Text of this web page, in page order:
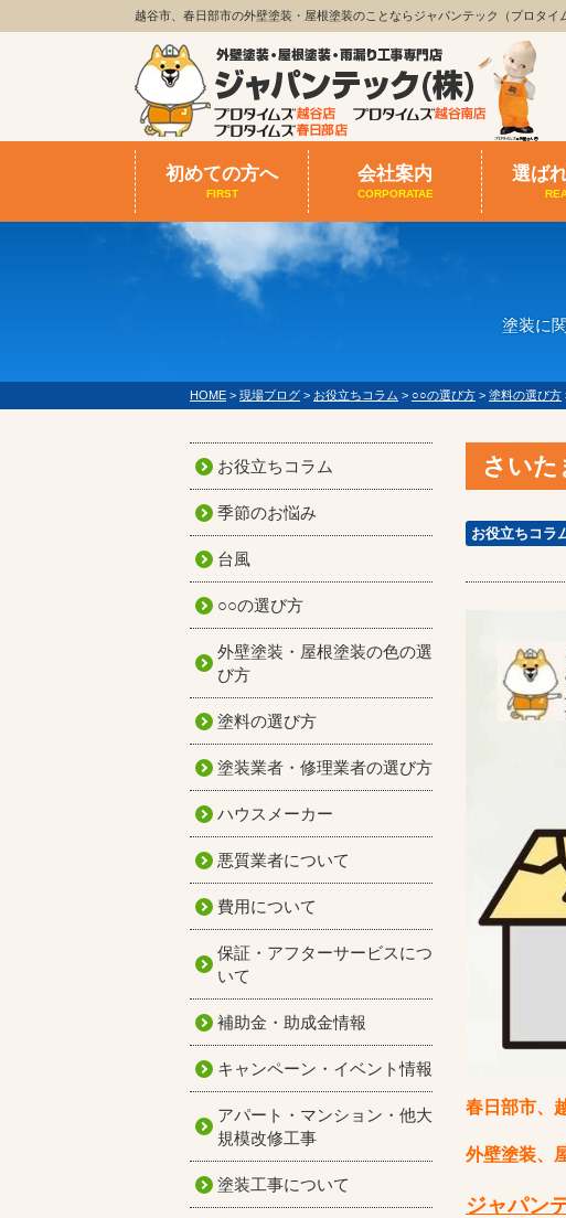
越谷市、春日部市の外壁塗装・屋根塗装のことならジャパンテック（プロタイ
初めての方へ
FIRST
会社案内
CORPORATAE
選ば
塗装に
HOME > 現場ブログ > お役立ちコラム > ○○の選び方 > 塗料の選び方
さいた
お役立ちコラ
春日部市、
外壁塗装、
ジャパン
お役立ちコラム
季節のお悩み
台風
○○の選び方
外壁塗装・屋根塗装の色の選
び方
塗料の選び方
塗装業者・修理業者の選び方
ハウスメーカー
悪質業者について
費用について
保証・アフターサービスにつ
いて
補助金・助成金情報
キャンペーン・イベント情報
アパート・マンション・他大
規模改修工事
塗装工事について